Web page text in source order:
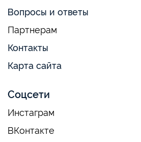
Вопросы и ответы
Партнерам
Контакты
Карта сайта
Соцсети
Инстаграм
ВКонтакте